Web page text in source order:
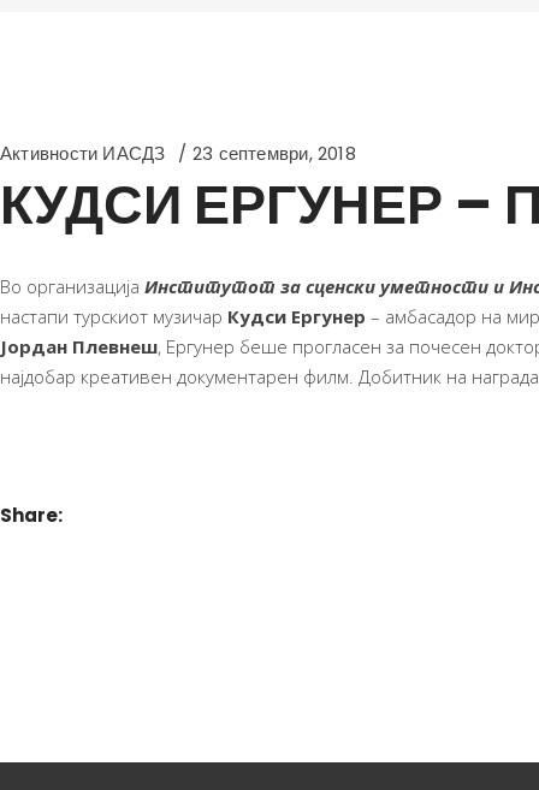
Активности ИАСДЗ 23 септември, 2018
КУДСИ ЕРГУНЕР –
Во организација Институтот за сценски уметности и
настапи турскиот музичар Кудси Ергунер – амбасадор на
Јордан Плевнеш, Ергунер беше прогласен за почесен
најдобар креативен документарен филм. Добитник на
Share: